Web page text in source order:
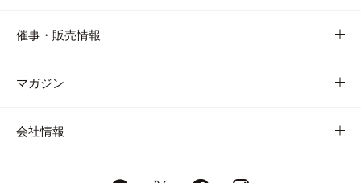
催事・販売情報
マガジン
会社情報